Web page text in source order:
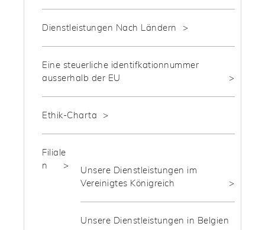
Dienstleistungen Nach Ländern
Eine steuerliche identifkationnummer
ausserhalb der EU
Ethik-Charta
Filiale
n
Unsere Dienstleistungen im
Vereinigtes Königreich
Unsere Dienstleistungen in Belgien